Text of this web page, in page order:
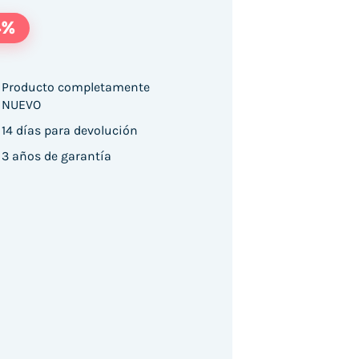
PDF-QR Honeywell Orbit HF680/ USB
Producto completamente
NUEVO
14 días para devolución
3 años de garantía